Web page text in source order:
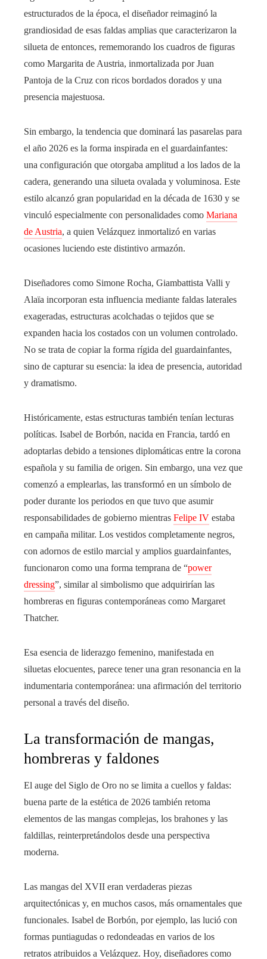
estructurados de la época, el diseñador reimaginó la
grandiosidad de esas faldas amplias que caracterizaron la
silueta de entonces, rememorando los cuadros de figuras
como Margarita de Austria, inmortalizada por Juan
Pantoja de la Cruz con ricos bordados dorados y una
presencia majestuosa.
Sin embargo, la tendencia que dominará las pasarelas para
el año 2026 es la forma inspirada en el guardainfantes:
una configuración que otorgaba amplitud a los lados de la
cadera, generando una silueta ovalada y voluminosa. Este
estilo alcanzó gran popularidad en la década de 1630 y se
vinculó especialmente con personalidades como Mariana
de Austria, a quien Velázquez inmortalizó en varias
ocasiones luciendo este distintivo armazón.
Diseñadores como Simone Rocha, Giambattista Valli y
Alaïa incorporan esta influencia mediante faldas laterales
exageradas, estructuras acolchadas o tejidos que se
expanden hacia los costados con un volumen controlado.
No se trata de copiar la forma rígida del guardainfantes,
sino de capturar su esencia: la idea de presencia, autoridad
y dramatismo.
Históricamente, estas estructuras también tenían lecturas
políticas. Isabel de Borbón, nacida en Francia, tardó en
adoptarlas debido a tensiones diplomáticas entre la corona
española y su familia de origen. Sin embargo, una vez que
comenzó a emplearlas, las transformó en un símbolo de
poder durante los periodos en que tuvo que asumir
responsabilidades de gobierno mientras Felipe IV estaba
en campaña militar. Los vestidos completamente negros,
con adornos de estilo marcial y amplios guardainfantes,
funcionaron como una forma temprana de “power
dressing”, similar al simbolismo que adquirirían las
hombreras en figuras contemporáneas como Margaret
Thatcher.
Esa esencia de liderazgo femenino, manifestada en
siluetas elocuentes, parece tener una gran resonancia en la
indumentaria contemporánea: una afirmación del territorio
personal a través del diseño.
La transformación de mangas,
hombreras y faldones
El auge del Siglo de Oro no se limita a cuellos y faldas:
buena parte de la estética de 2026 también retoma
elementos de las mangas complejas, los brahones y las
faldillas, reinterpretándolos desde una perspectiva
moderna.
Las mangas del XVII eran verdaderas piezas
arquitectónicas y, en muchos casos, más ornamentales que
funcionales. Isabel de Borbón, por ejemplo, las lució con
formas puntiagudas o redondeadas en varios de los
retratos atribuidos a Velázquez. Hoy, diseñadores como